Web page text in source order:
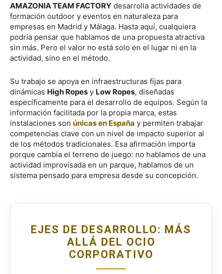
AMAZONIA TEAM FACTORY desarrolla actividades de
formación outdoor y eventos en naturaleza para
empresas en Madrid y Málaga. Hasta aquí, cualquiera
podría pensar que hablamos de una propuesta atractiva
sin más. Pero el valor no está solo en el lugar ni en la
actividad, sino en el método.
Su trabajo se apoya en infraestructuras fijas para
dinámicas High Ropes y Low Ropes, diseñadas
específicamente para el desarrollo de equipos. Según la
información facilitada por la propia marca, estas
instalaciones son únicas en España y permiten trabajar
competencias clave con un nivel de impacto superior al
de los métodos tradicionales. Esa afirmación importa
porque cambia el terreno de juego: no hablamos de una
actividad improvisada en un parque, hablamos de un
sistema pensado para empresa desde su concepción.
EJES DE DESARROLLO: MÁS
ALLÁ DEL OCIO
CORPORATIVO